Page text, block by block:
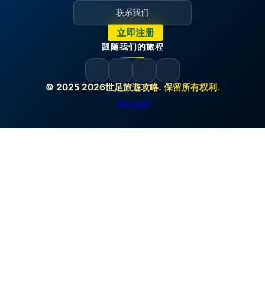
© 2025 2026世足旅遊攻略. 保留所有权利.
网站地图
联系我们
立即注册
跟随我们的旅程